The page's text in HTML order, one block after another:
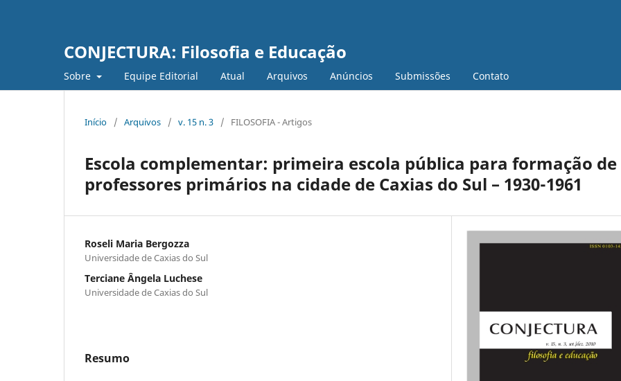
CONJECTURA: Filosofia e Educação
Sobre Equipe Editorial Atual Arquivos Anúncios Submissões Contato
Início / Arquivos / v. 15 n. 3 / FILOSOFIA - Artigos
Escola complementar: primeira escola pública para formação de
professores primários na cidade de Caxias do Sul – 1930-1961
Roseli Maria Bergozza
Universidade de Caxias do Sul
Terciane Ângela Luchese
Universidade de Caxias do Sul
Resumo